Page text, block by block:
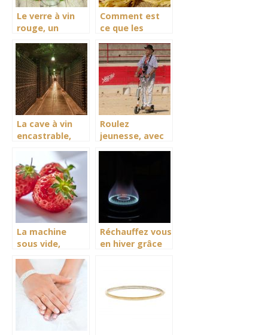
Le verre à vin
rouge, un
ustensile
adapté pour la
consommation
de votre vin
Comment est
ce que les
pâtes aident
pour la cuisine ?
La cave à vin
encastrable,
vin au frais
Roulez
jeunesse, avec
La machine
sous vide,
aliments au
frais
Réchauffez vous
en hiver grâce